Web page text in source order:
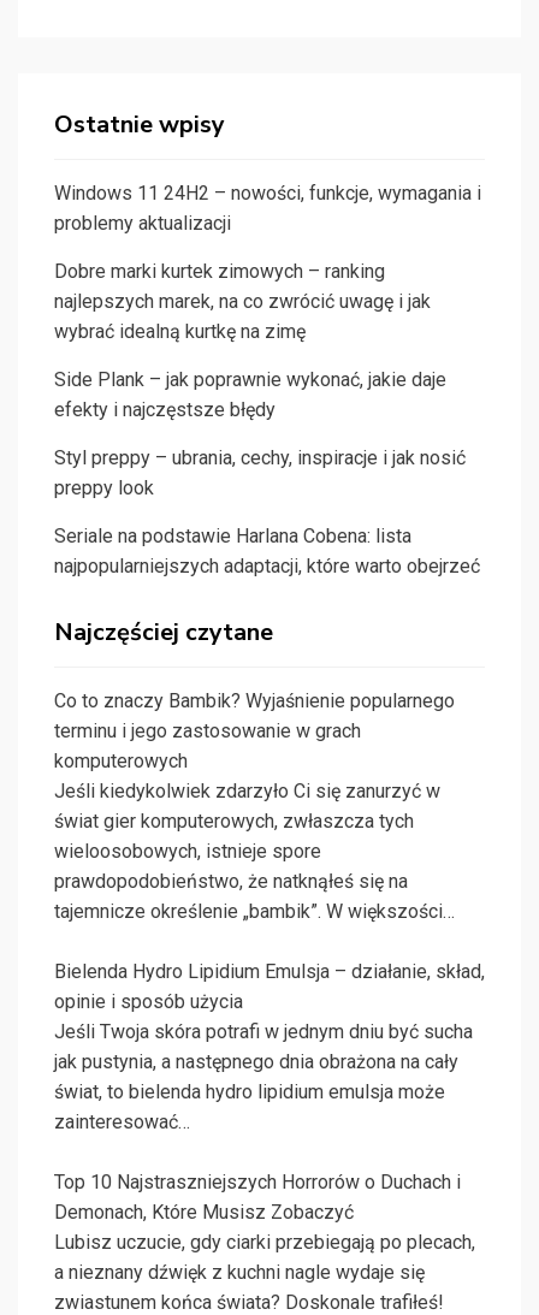
Ostatnie wpisy
Windows 11 24H2 – nowości, funkcje, wymagania i
problemy aktualizacji
Dobre marki kurtek zimowych – ranking
najlepszych marek, na co zwrócić uwagę i jak
wybrać idealną kurtkę na zimę
Side Plank – jak poprawnie wykonać, jakie daje
efekty i najczęstsze błędy
Styl preppy – ubrania, cechy, inspiracje i jak nosić
preppy look
Seriale na podstawie Harlana Cobena: lista
najpopularniejszych adaptacji, które warto obejrzeć
Najczęściej czytane
Co to znaczy Bambik? Wyjaśnienie popularnego
terminu i jego zastosowanie w grach
komputerowych
Jeśli kiedykolwiek zdarzyło Ci się zanurzyć w
świat gier komputerowych, zwłaszcza tych
wieloosobowych, istnieje spore
prawdopodobieństwo, że natknąłeś się na
tajemnicze określenie „bambik”. W większości…
Bielenda Hydro Lipidium Emulsja – działanie, skład,
opinie i sposób użycia
Jeśli Twoja skóra potrafi w jednym dniu być sucha
jak pustynia, a następnego dnia obrażona na cały
świat, to bielenda hydro lipidium emulsja może
zainteresować…
Top 10 Najstraszniejszych Horrorów o Duchach i
Demonach, Które Musisz Zobaczyć
Lubisz uczucie, gdy ciarki przebiegają po plecach,
a nieznany dźwięk z kuchni nagle wydaje się
zwiastunem końca świata? Doskonale trafiłeś!